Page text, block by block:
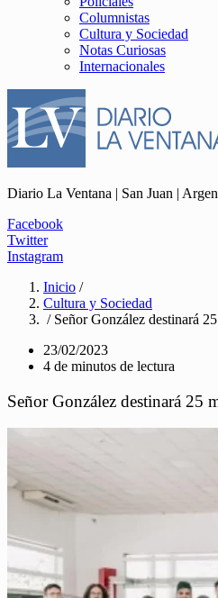
Columnistas
Cultura y Sociedad
Notas Curiosas
Internacionales
Diario La Ventana | San Juan |
Facebook
Twitter
Instagram
Inicio /
Cultura y Sociedad
/ Señor González destinará
23/02/2023
4 de minutos de lectura
Señor González destinará 25